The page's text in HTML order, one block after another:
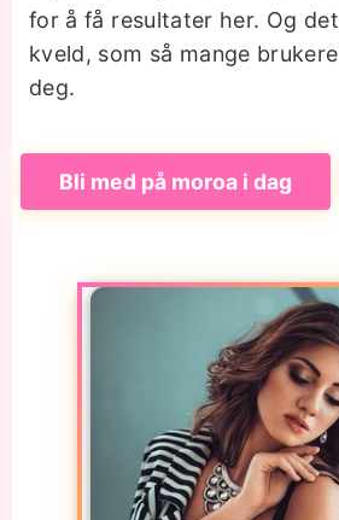
for å få resultater her. Og
kveld, som så mange
deg.
Bli med på moroa i dag